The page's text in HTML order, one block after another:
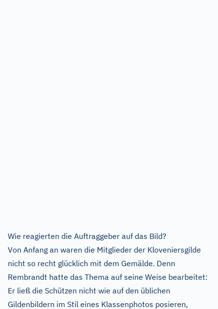
Wie reagierten die Auftraggeber auf das Bild?
Von Anfang an waren die Mitglieder der Kloveniersgilde
nicht so recht glücklich mit dem Gemälde. Denn
Rembrandt hatte das Thema auf seine Weise bearbeitet:
Er ließ die Schützen nicht wie auf den üblichen
Gildenbildern im Stil eines Klassenphotos posieren,